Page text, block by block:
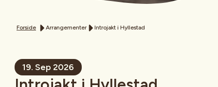
Forside Arrangementer Introjakt i Hyllestad
19. Sep 2026